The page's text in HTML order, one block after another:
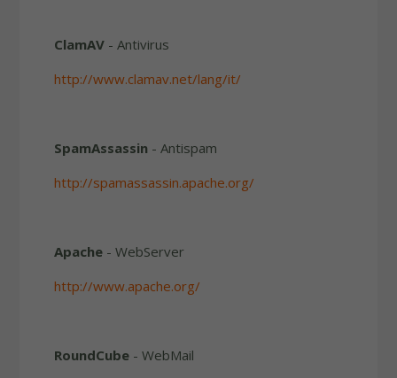
ClamAV- Antivirus
http://www.clamav.net/lang/it/
SpamAssassin - Antispam
http://spamassassin.apache.org/
Apache - WebServer
http://www.apache.org/
RoundCube- WebMail